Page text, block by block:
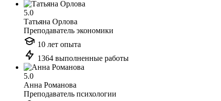
5.0
Татьяна Орлова
Преподаватель экономики
10 лет опыта
1364 выполненные работы
5.0
Анна Романова
Преподаватель психологии